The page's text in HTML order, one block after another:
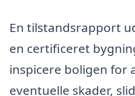
En tilstandsrapport
en certificeret
inspicere boligen for
eventuelle skader,